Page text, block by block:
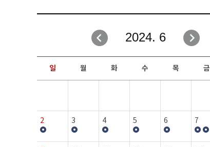
취업성공지원과
창업지원·교육센터
현장실습/IPP사업단
커뮤니티
자유게시판
일정안내
보도자료
행사갤러리
2024. 6
일 월 화 수 목 금
2 3 4 5 6 7